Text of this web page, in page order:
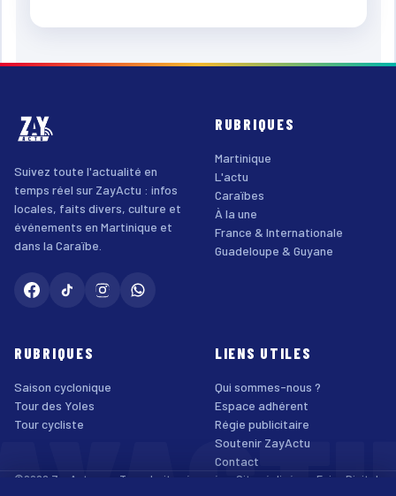
Suivez toute l'actualité en
temps réel sur ZayActu : infos
locales, faits divers, culture et
événements en Martinique et
dans la Caraïbe.
RUBRIQUES
Martinique
L'actu
Caraïbes
À la une
France & Internationale
Guadeloupe & Guyane
RUBRIQUES
Saison cyclonique
Tour des Yoles
Tour cycliste
LIENS UTILES
Qui sommes-nous ?
Espace adhérent
Régie publicitaire
Soutenir ZayActu
Contact
©2026 ZayActu.org. Tous droits réservés. · Site réalisé par Enjoy Digital